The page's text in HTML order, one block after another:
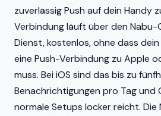
zuverlässig Push auf dein Handy
Verbindung läuft über den
Dienst, kostenlos, ohne dass
eine Push-Verbindung zu Apple
muss. Bei iOS sind das bis zu
Benachrichtigungen pro Tag und
normale Setups locker reicht.